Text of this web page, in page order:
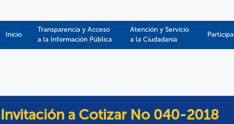
Inicio
Transparencia y Acceso
a la Información Pública​​
Atención y Servicio
a la Ciudadanía
Participa
Invitación a Cotizar No 040-2018